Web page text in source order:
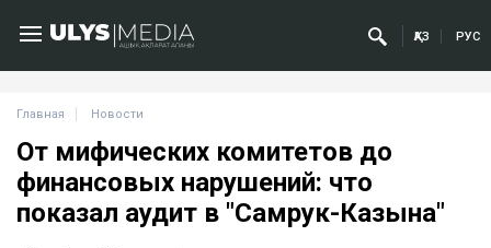
ҚАЗ РУС
Главная Новости
От мифических комитетов до
финансовых нарушений: что
показал аудит в "Самрук-Казына"